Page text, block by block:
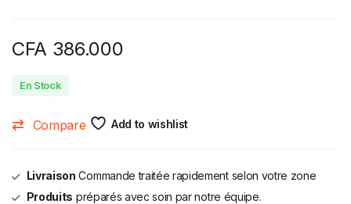
CFA 386.000
En Stock
Compare Add to wishlist
Livraison Commande traitée rapidement selon votre zone
Produits préparés avec soin par notre équipe.